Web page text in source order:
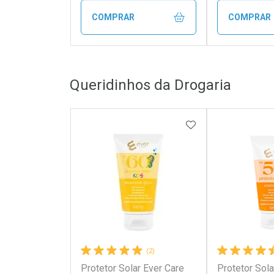
COMPRAR
Laboratório
Ativar Desconto
Por Menos
COMPRAR
Ativar
Por
Queridinhos da Drogaria
(2)
Protetor Solar Ever Care
ADICIONAR AOS
Protetor